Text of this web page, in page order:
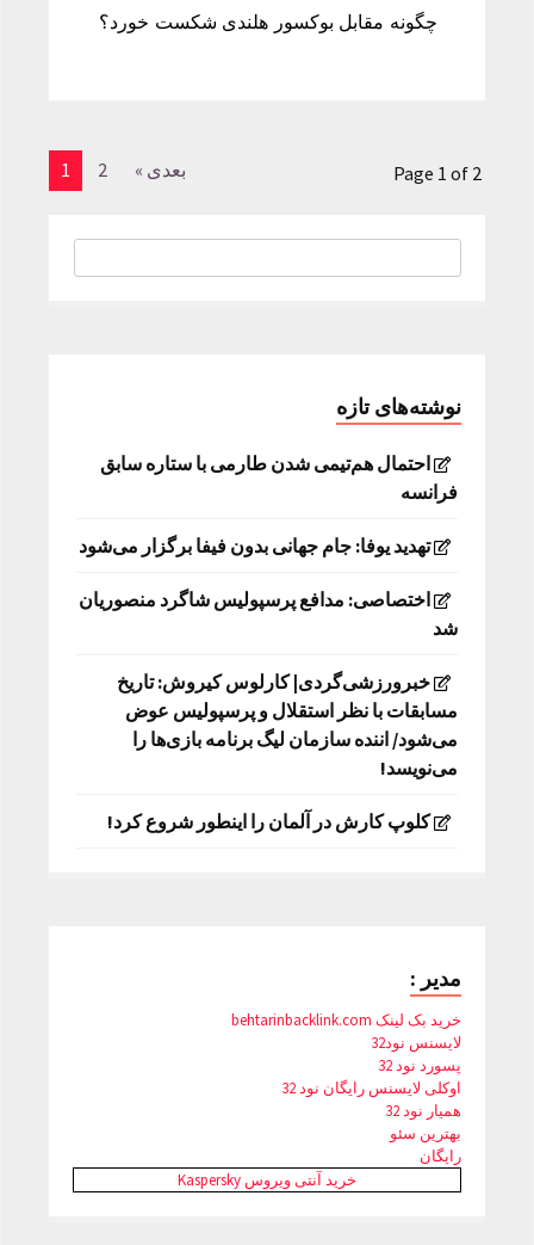
چگونه مقابل بوکسور هلندی شکست خورد؟
1 2 بعدی » Page 1 of 2
نوشته‌های تازه
احتمال هم‌تیمی شدن طارمی با ستاره سابق
فرانسه
تهدید یوفا: جام جهانی بدون فیفا برگزار می‌شود
اختصاصی: مدافع پرسپولیس شاگرد منصوریان
شد
خبرورزشی‌گردی| کارلوس کیروش: تاریخ
مسابقات با نظر استقلال و پرسپولیس عوض
می‌شود/ اننده سازمان لیگ برنامه بازی‌ها را
می‌نویسد!
کلوپ کارش در آلمان را اینطور شروع کرد!
مدیر :
خرید بک لینک behtarinbacklink.com
لایسنس نود32
پسورد نود 32
اوکلی لایسنس رایگان نود 32
همیار نود 32
بهترین سئو
رایگان
خرید آنتی ویروس Kaspersky